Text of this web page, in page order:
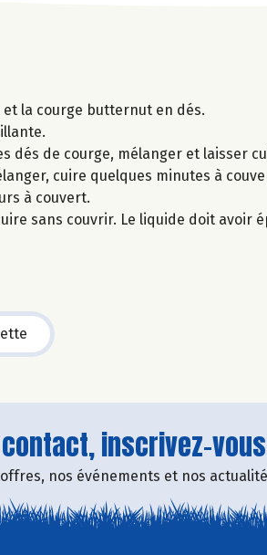
et la courge butternut en dés.
dés de courge, mélanger et laisser
cuire quelques minutes à
à couvert.
sans couvrir. Le liquide doit avoir
inscrivez-
nos événements et nos